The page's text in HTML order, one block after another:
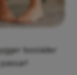
bostäder